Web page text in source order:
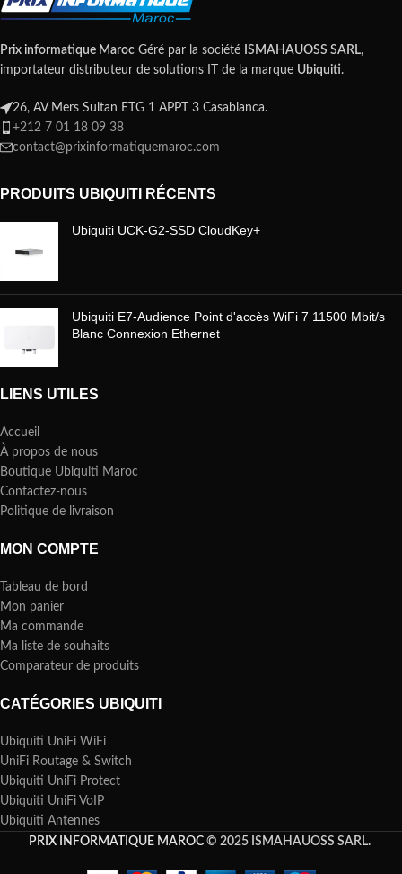
Prix informatique Maroc Géré par la société ISMAHAUOSS SARL,
importateur distributeur de solutions IT de la marque Ubiquiti.
26, AV Mers Sultan ETG 1 APPT 3 Casablanca.
+212 7 01 18 09 38
contact@prixinformatiquemaroc.com
PRODUITS UBIQUITI RÉCENTS
Ubiquiti UCK-G2-SSD CloudKey+
Ubiquiti E7-Audience Point d'accès WiFi 7 11500 Mbit/s
Blanc Connexion Ethernet
LIENS UTILES
Accueil
À propos de nous
Boutique Ubiquiti Maroc
Contactez-nous
Politique de livraison
MON COMPTE
Tableau de bord
Mon panier
Ma commande
Ma liste de souhaits
Comparateur de produits
CATÉGORIES UBIQUITI
Ubiquiti UniFi WiFi
UniFi Routage & Switch
Ubiquiti UniFi Protect
Ubiquiti UniFi VoIP
Ubiquiti Antennes
PRIX INFORMATIQUE MAROC © 2025 ISMAHAUOSS SARL.